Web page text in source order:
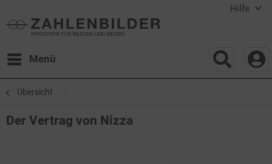
Hilfe
Menü
Übersicht
Der Vertrag von Nizza